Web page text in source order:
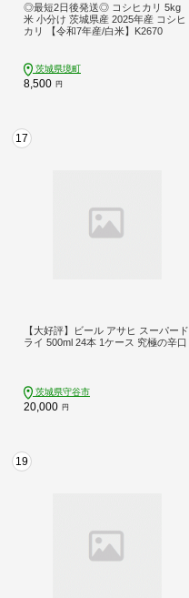
◎最短2日後発送◎ コシヒカリ 5kg
米 小分け 茨城県産 2025年産 コシヒ
カリ 【令和7年産/白米】K2670
茨城県境町
8,500 円
17
【大好評】ビール アサヒ スーパード
ライ 500ml 24本 1ケース 究極の辛口
茨城県守谷市
20,000 円
19